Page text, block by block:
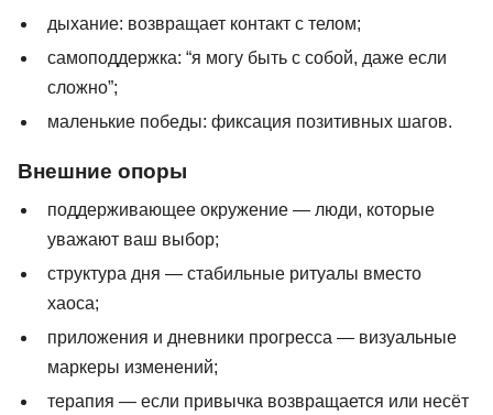
дыхание: возвращает контакт с телом;
самоподдержка: “я могу быть с собой, даже если
сложно”;
маленькие победы: фиксация позитивных шагов.
Внешние опоры
поддерживающее окружение — люди, которые
уважают ваш выбор;
структура дня — стабильные ритуалы вместо
хаоса;
приложения и дневники прогресса — визуальные
маркеры изменений;
терапия — если привычка возвращается или несёт